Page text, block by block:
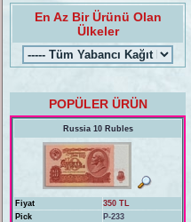
En Az Bir Ürünü Olan
Ülkeler
POPÜLER ÜRÜN
Russia 10 Rubles
Fiyat
350 TL
Pick
P-233